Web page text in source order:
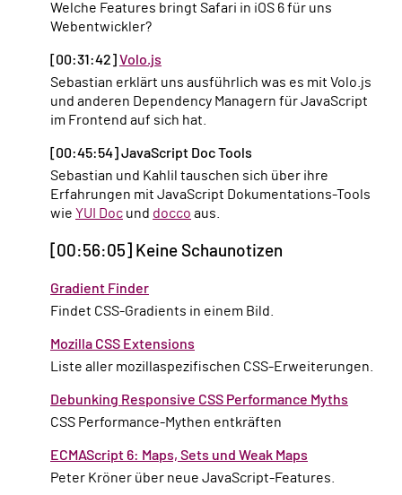
Welche Features bringt Safari in iOS 6 für uns
Webentwickler?
[00:31:42] Volo.js
Sebastian erklärt uns ausführlich was es mit Volo.js
und anderen Dependency Managern für JavaScript
im Frontend auf sich hat.
[00:45:54] JavaScript Doc Tools
Sebastian und Kahlil tauschen sich über ihre
Erfahrungen mit JavaScript Dokumentations-Tools
wie YUI Doc und docco aus.
[00:56:05] Keine Schaunotizen
Gradient Finder
Findet CSS-Gradients in einem Bild.
Mozilla CSS Extensions
Liste aller mozillaspezifischen CSS-Erweiterungen.
Debunking Responsive CSS Performance Myths
CSS Performance-Mythen entkräften
ECMAScript 6: Maps, Sets und Weak Maps
Peter Kröner über neue JavaScript-Features.